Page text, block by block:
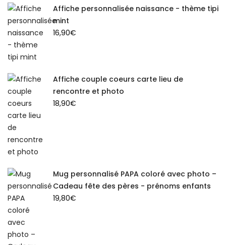
Affiche personnalisée naissance - thème tipi
mint
16,90€
Affiche couple coeurs carte lieu de
rencontre et photo
18,90€
Mug personnalisé PAPA coloré avec photo –
Cadeau fête des pères - prénoms enfants
19,80€